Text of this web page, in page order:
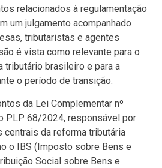
relacionados à regulamentação
um julgamento acompanhado
tributaristas e agentes
é vista como relevante para o
tributário brasileiro e para a
o período de transição.
da Lei Complementar nº
PLP 68/2024, responsável por
centrais da reforma tributária
o IBS (Imposto sobre Bens e
Social sobre Bens e